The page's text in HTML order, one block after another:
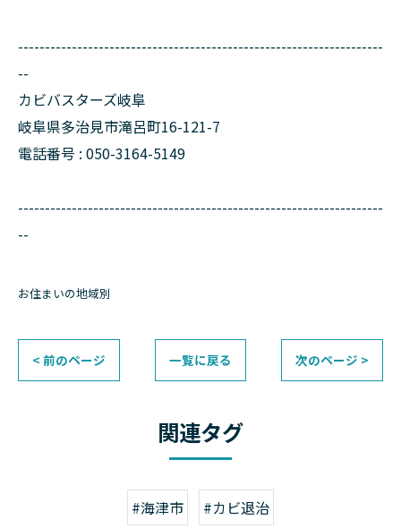
--------------------------------------------------------------------
--
カビバスターズ岐阜
岐阜県多治見市滝呂町16-121-7
電話番号 : 050-3164-5149
--------------------------------------------------------------------
--
お住まいの地域別
< 前のページ 一覧に戻る 次のページ >
関連タグ
#海津市 #カビ退治